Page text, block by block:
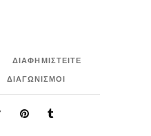
ΔΙΑΦΗΜΙΣΤΕΙΤΕ
ΔΙΑΓΩΝΙΣΜΟΙ